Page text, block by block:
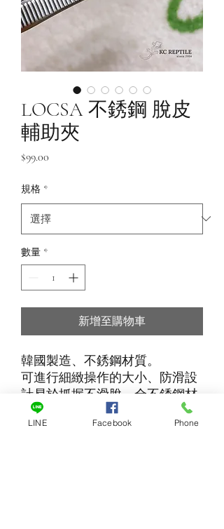
LOCSA 不銹鋼 脫皮
輔助夾
$99.00
規格 *
數量 *
新增至購物車
韓國製造、不銹鋼材質。
可進行細緻操作的大小、防滑設
計易於抓握不滑脫、全不銹鋼材
質結實耐用。
LINE Facebook Phone